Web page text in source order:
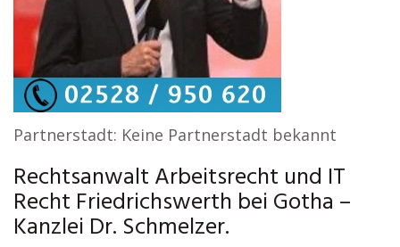
Partnerstadt: Keine Partnerstadt bekannt
Rechtsanwalt Arbeitsrecht und IT
Recht Friedrichswerth bei Gotha –
Kanzlei Dr. Schmelzer.